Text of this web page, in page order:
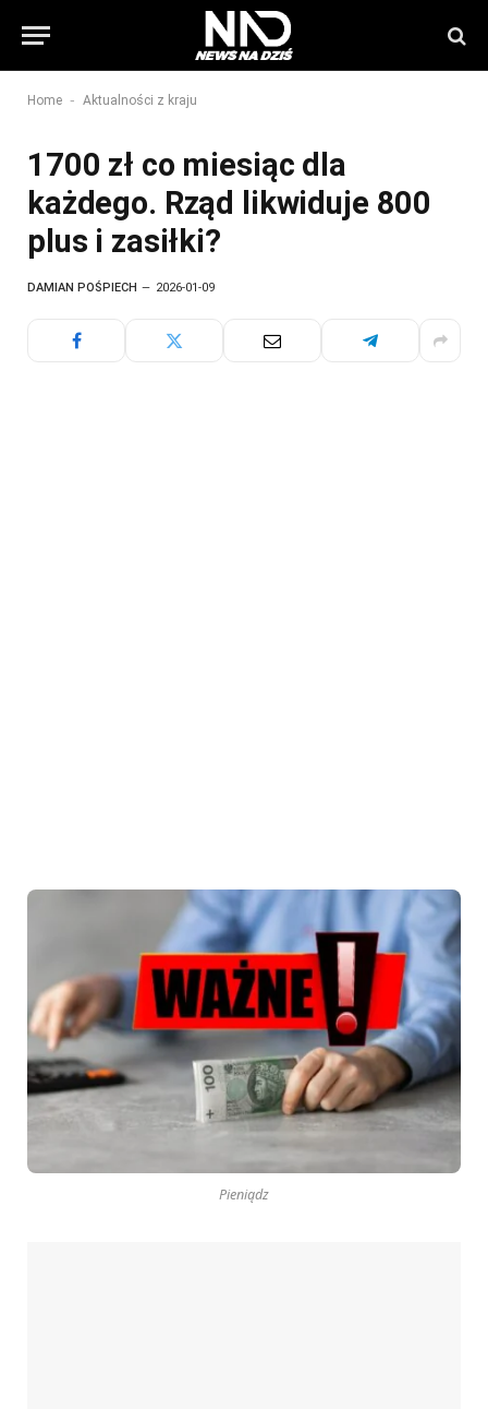
Home - Aktualności z kraju
1700 zł co miesiąc dla
każdego. Rząd likwiduje 800
plus i zasiłki?
DAMIAN POŚPIECH 2026-01-09
Pieniądz